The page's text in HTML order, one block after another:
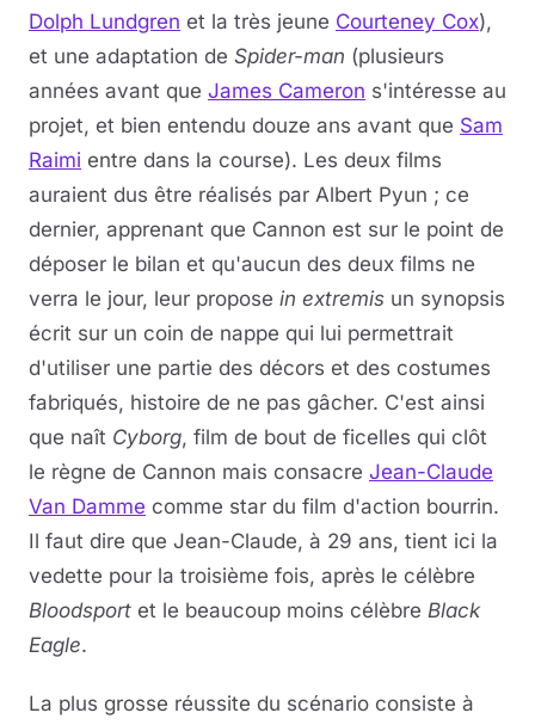
Dolph Lundgren et la très jeune Courteney Cox),
et une adaptation de Spider-man (plusieurs
années avant que James Cameron s'intéresse au
projet, et bien entendu douze ans avant que Sam
Raimi entre dans la course). Les deux films
auraient dus être réalisés par Albert Pyun ; ce
dernier, apprenant que Cannon est sur le point de
déposer le bilan et qu'aucun des deux films ne
verra le jour, leur propose in extremis un synopsis
écrit sur un coin de nappe qui lui permettrait
d'utiliser une partie des décors et des costumes
fabriqués, histoire de ne pas gâcher. C'est ainsi
que naît Cyborg, film de bout de ficelles qui clôt
le règne de Cannon mais consacre Jean-Claude
Van Damme comme star du film d'action bourrin.
Il faut dire que Jean-Claude, à 29 ans, tient ici la
vedette pour la troisième fois, après le célèbre
Bloodsport et le beaucoup moins célèbre Black
Eagle.
La plus grosse réussite du scénario consiste à